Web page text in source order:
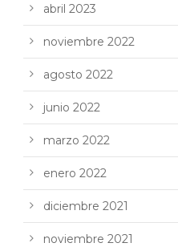
abril 2023
noviembre 2022
agosto 2022
junio 2022
marzo 2022
enero 2022
diciembre 2021
noviembre 2021